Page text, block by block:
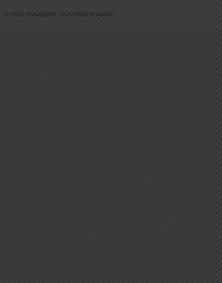
© 2026 BraySports. Tous droits reservés.